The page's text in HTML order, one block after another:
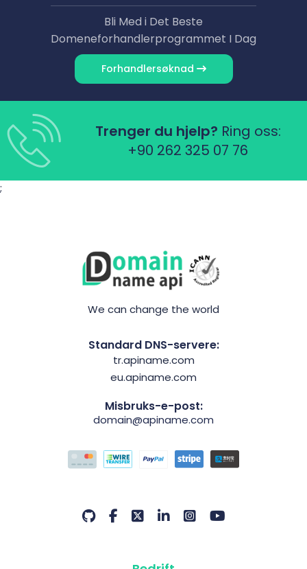
Bli Med i Det Beste
Domene­forhandlerprogrammet I Dag
Forhandler­søknad
Trenger du hjelp? Ring oss:
+90 262 325 07 76
;
We can change the world
Standard DNS-servere:
tr.apiname.com
eu.apiname.com
Misbruks-e-post:
domain@apiname.com